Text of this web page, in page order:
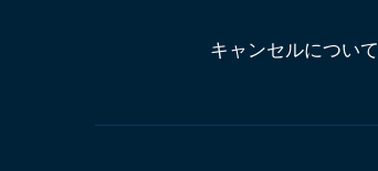
キャンセルについて